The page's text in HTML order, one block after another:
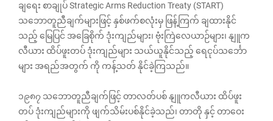
ချရေး စာချုပ် Strategic Arms Reduction Treaty (START)
သဘောတူညီချက်များဖြင့် နှစ်ဖက်စလုံးမှ ဖြန့်ကြက် ချထားနိုင်
သည့် မြေပြင် အခြေစိုက် ဒုံးကျည်များ၊ ဗုံးကြဲလေယာဉ်များ၊ နျူက
လီယား ထိပ်ဖူးတပ် ဒုံးကျည်များ သယ်ယူနိုင်သည့် ရေငုပ်သင်္ဘော
များ အရည်အတွက် ကို ကန့်သတ် နိုင်ခဲ့ကြသည်။
၁၉၈၇ သဘောတူညီချက်ဖြင့် တာလတ်ပစ် နျူကလီယား ထိပ်ဖူး
တပ် ဒုံးကျည်များကို ဖျက်သိမ်းပစ်နိုင်ခဲ့သည်၊ တာတို နှင့် တာဝေး